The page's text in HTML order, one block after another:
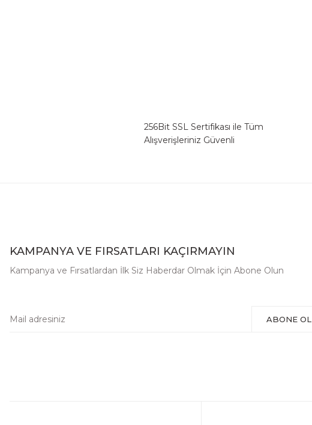
256Bit SSL Sertifikası ile Tüm
Alışverişleriniz Güvenli
KAMPANYA VE FIRSATLARI KAÇIRMAYIN
Kampanya ve Fırsatlardan İlk Siz Haberdar Olmak İçin Abone Olun
ABONE OL